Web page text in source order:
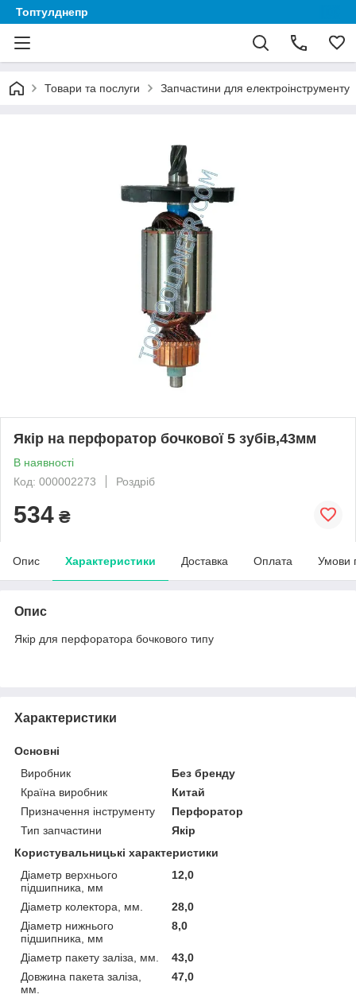
Топтулднепр
Товари та послуги Запчастини для електроінструменту
Якір на перфоратор бочкової 5 зубів,43мм
В наявності
Код: 000002273
Роздріб
534 ₴
Опис Характеристики Доставка Оплата Умови
Опис
Якір для перфоратора бочкового типу
Характеристики
Основні
Виробник
Без бренду
Країна виробник
Китай
Призначення інструменту
Перфоратор
Тип запчастини
Якір
Користувальницькі характеристики
Діаметр верхнього
підшипника, мм
12,0
Діаметр колектора, мм.
28,0
Діаметр нижнього
підшипника, мм
8,0
Діаметр пакету заліза, мм.
43,0
Довжина пакета заліза,
мм.
47,0